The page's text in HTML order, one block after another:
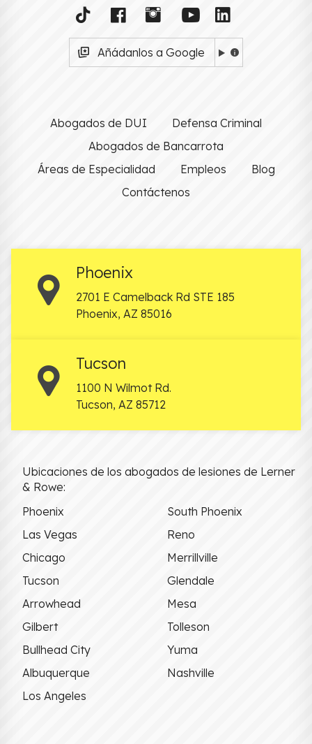
Añádanlos a Google
Abogados de DUI
Defensa Criminal
Abogados de Bancarrota
Áreas de Especialidad
Empleos
Blog
Contáctenos
Phoenix
2701 E Camelback Rd STE 185
Phoenix, AZ 85016
Tucson
1100 N Wilmot Rd.
Tucson, AZ 85712
Ubicaciones de los abogados de lesiones de Lerner
& Rowe:
Phoenix
South Phoenix
Las Vegas
Reno
Chicago
Merrillville
Tucson
Glendale
Arrowhead
Mesa
Gilbert
Tolleson
Bullhead City
Yuma
Albuquerque
Nashville
Los Angeles